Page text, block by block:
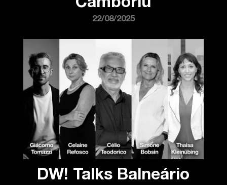
Camboriú
22/08/2025
DW! Talks Balneário